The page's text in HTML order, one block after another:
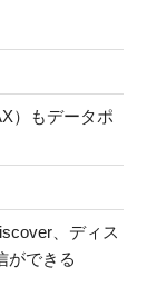
）もデータポ
、ディス
ができる